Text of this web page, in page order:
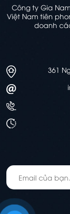
Công ty Gia
Việt Nam tiên
doanh
361